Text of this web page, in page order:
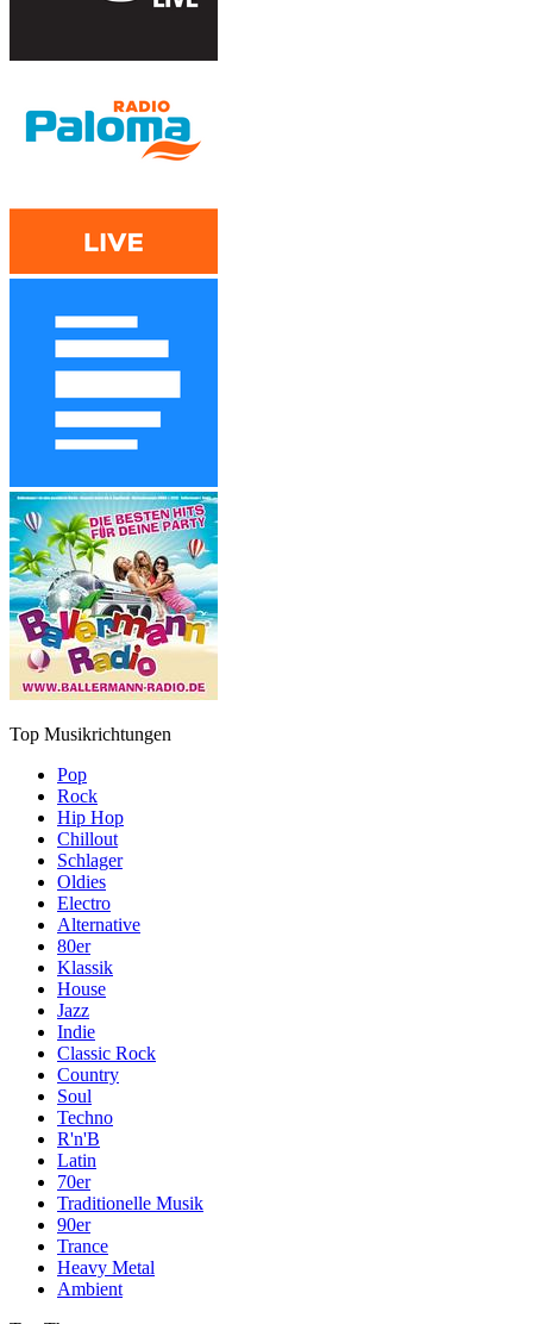
Top Musikrichtungen
Pop
Rock
Hip Hop
Chillout
Schlager
Oldies
Electro
Alternative
80er
Klassik
House
Jazz
Indie
Classic Rock
Country
Soul
Techno
R'n'B
Latin
70er
Traditionelle Musik
90er
Trance
Heavy Metal
Ambient